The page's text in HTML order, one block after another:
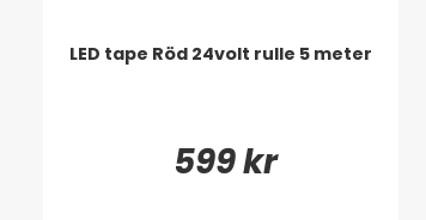
LED tape Röd 24volt rulle 5 meter
599 kr